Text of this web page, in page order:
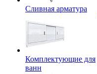
Сливная арматура
Комплектующие для
ванн